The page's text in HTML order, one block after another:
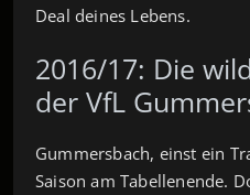
Deal deines Lebens.
2016/17: Die
der VfL
Gummersbach, einst ein
Saison am Tabellenende.